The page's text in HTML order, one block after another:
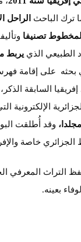
ترك الباحث الراحل
المخطوط تصنيفا
الطبيعي الذي يربط
في بحثه على
السابقة
الإلكترونية
وقد أُطلقت
الجزائري خاصة
المعرفي
بعينه.